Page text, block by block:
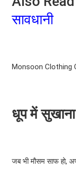
सावधानी
Monsoon Clothing
धूप में
जब भी मौसम साफ हो,